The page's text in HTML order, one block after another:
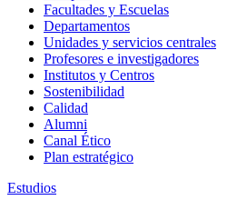
Facultades y Escuelas
Departamentos
Unidades y servicios centrales
Profesores e investigadores
Institutos y Centros
Sostenibilidad
Calidad
Alumni
Canal Ético
Plan estratégico
Estudios